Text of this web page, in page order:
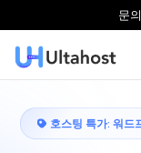
문
호스팅 특가: 워드